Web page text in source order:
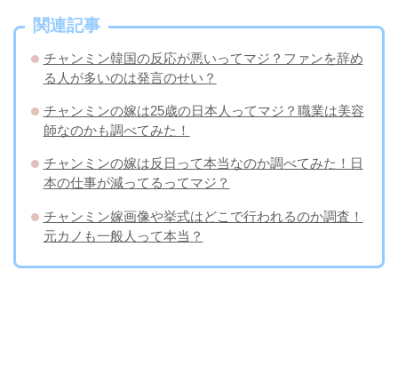
関連記事
チャンミン韓国の反応が悪いってマジ？ファンを辞め
る人が多いのは発言のせい？
チャンミンの嫁は25歳の日本人ってマジ？職業は美容
師なのかも調べてみた！
チャンミンの嫁は反日って本当なのか調べてみた！日
本の仕事が減ってるってマジ？
チャンミン嫁画像や挙式はどこで行われるのか調査！
元カノも一般人って本当？